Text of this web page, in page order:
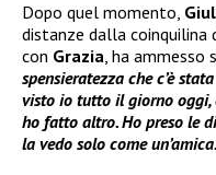
Dopo quel momento,
distanze dalla coinquilina
con Grazia, ha ammesso
spensieratezza che c’è
visto io tutto il giorno oggi,
ho fatto altro. Ho preso le
la vedo solo come